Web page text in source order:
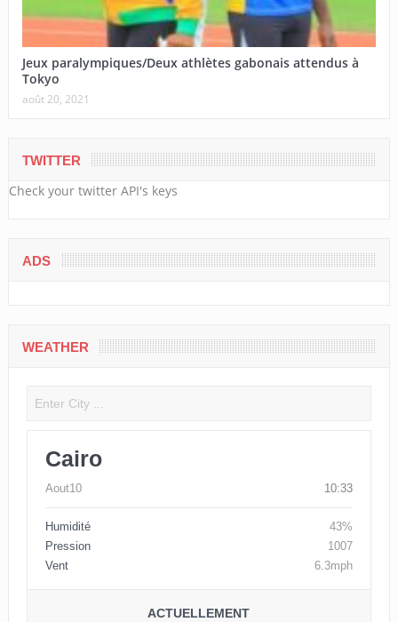
Jeux paralympiques/Deux athlètes gabonais attendus à
Tokyo
août 20, 2021
TWITTER
Check your twitter API's keys
ADS
WEATHER
Cairo
Aout10 10:33
Humidité
43%
Pression
1007
Vent
6.3mph
ACTUELLEMENT